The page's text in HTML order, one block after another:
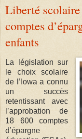
Liberté scolaire
comptes
enfants
La législation sur
le choix scolaire
de l’Iowa a connu
un succès
retentissant avec
l’approbation de
18 600 comptes
d’épargne